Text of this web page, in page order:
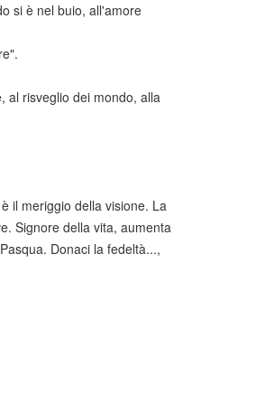
si è nel buio, all'amore
al risveglio dei mondo, alla
il meriggio della visione. La
Signore della vita, aumenta
Donaci la fedeltà...,